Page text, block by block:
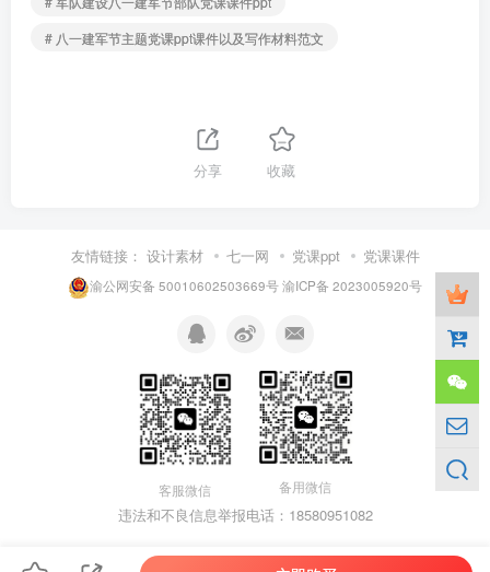
# 八一建军节主题党课ppt课件以及写作材料范文
分享 收藏
友情链接： 设计素材 七一网 党课ppt 党课课件
渝公网安备 50010602503669号渝ICP备 2023005920号
客服微信 备用微信
违法和不良信息举报电话：18580951082